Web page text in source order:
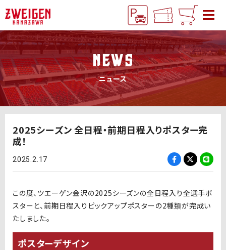
NEWS
ニュース
2025シーズン 全日程・前期日程入りポスター完
成！
2025.2.17
この度、ツエーゲン金沢の2025シーズンの全日程入り全選手ポ
スターと、前期日程入りピックアップポスターの2種類が完成い
たしました。
ポスターデザイン